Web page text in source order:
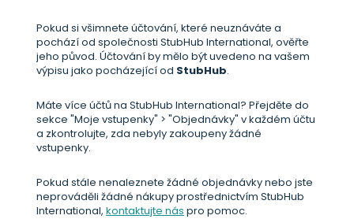
Pokud si všimnete účtování, které neuznáváte a
pochází od společnosti StubHub International, ověřte
jeho původ. Účtování by mělo být uvedeno na vašem
výpisu jako pocházející od StubHub.
Máte více účtů na StubHub International? Přejděte do
sekce "Moje vstupenky" > "Objednávky" v každém účtu
a zkontrolujte, zda nebyly zakoupeny žádné
vstupenky.
Pokud stále nenaleznete žádné objednávky nebo jste
neprováděli žádné nákupy prostřednictvím StubHub
International, kontaktujte nás pro pomoc.